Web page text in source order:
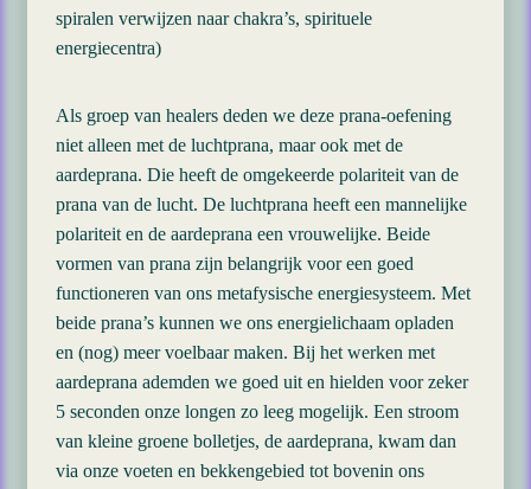
spiralen verwijzen naar chakra’s, spirituele
energiecentra)
Als groep van healers deden we deze prana-oefening
niet alleen met de luchtprana, maar ook met de
aardeprana. Die heeft de omgekeerde polariteit van de
prana van de lucht. De luchtprana heeft een mannelijke
polariteit en de aardeprana een vrouwelijke. Beide
vormen van prana zijn belangrijk voor een goed
functioneren van ons metafysische energiesysteem. Met
beide pra­na’s kunnen we ons energielichaam opladen
en (nog) meer voelbaar maken. Bij het werken met
aardeprana ademden we goed uit en hielden voor zeker
5 seconden onze longen zo leeg mogelijk. Een stroom
van kleine groene bolletjes, de aardeprana, kwam dan
via onze voeten en bekkengebied tot bovenin ons